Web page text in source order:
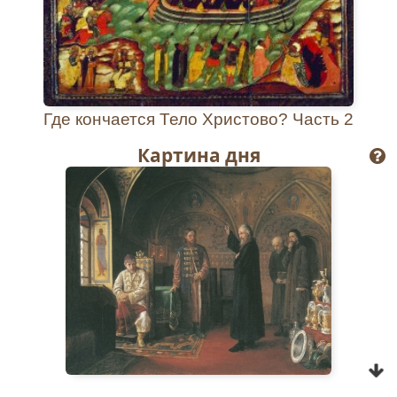
тех, среди которых пребываешь Ты.
Кондак,глас 4
Вознесы́йся на Крест во́лею,/ тезоимени́тому
Твоему́ но́вому жи́тельству,/ щедро́ты Твоя́
да́руй, Христе́ Бо́же,/ возвесели́ нас си́лою
Твое́ю,/ побе́ды дая́ нам на сопоста́ты,/
непобеди́мую побе́ду.
Перевод:
Вознесенный на Крест добровольно,
соименному Тебе новому народу милости
Твои даруй, Христе Боже; возвесели силою
Твоею верных людей Твоих, подавая им
победы над врагами, – да имеют они помощь
от Тебя, оружие мира, непобедимый знак
Где кончается Тело Христово? Часть 2
Картина дня